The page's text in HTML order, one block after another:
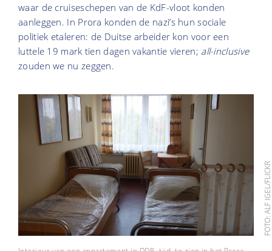
waar de cruiseschepen van de KdF-vloot konden
aanleggen. In Prora konden de nazi’s hun sociale
politiek etaleren: de Duitse arbeider kon voor een
luttele 19 mark tien dagen vakantie vieren; all-inclusive
zouden we nu zeggen.
FOTO: ALF IGEL/FLICKR